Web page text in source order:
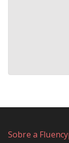
Sobre a